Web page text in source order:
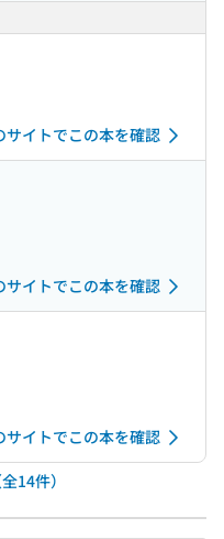
サイトでこの本を確認
サイトでこの本を確認
サイトでこの本を確認
14件）